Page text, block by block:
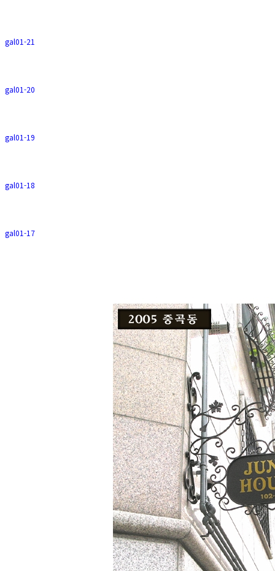
gal01-21
gal01-20
gal01-19
gal01-18
gal01-17